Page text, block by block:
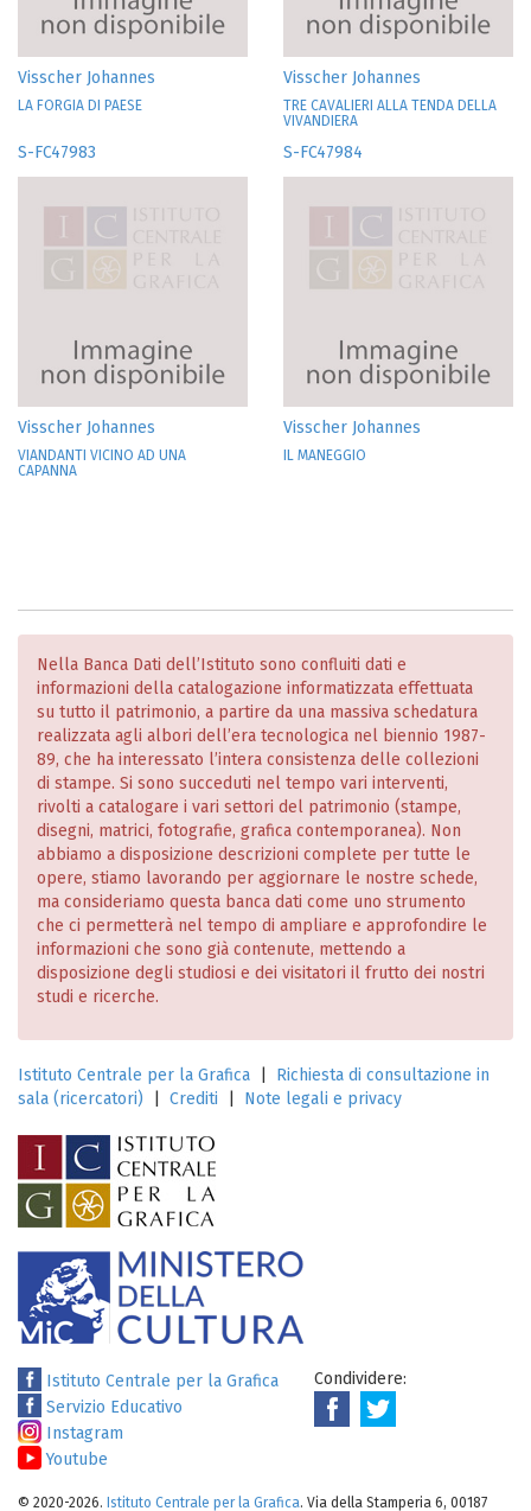
Visscher Johannes
LA FORGIA DI PAESE
Visscher Johannes
TRE CAVALIERI ALLA TENDA DELLA
VIVANDIERA
S-FC47983
Visscher Johannes
VIANDANTI VICINO AD UNA
CAPANNA
S-FC47984
Visscher Johannes
IL MANEGGIO
Nella Banca Dati dell’Istituto sono confluiti dati e
informazioni della catalogazione informatizzata effettuata
su tutto il patrimonio, a partire da una massiva schedatura
realizzata agli albori dell’era tecnologica nel biennio 1987-
89, che ha interessato l’intera consistenza delle collezioni
di stampe. Si sono succeduti nel tempo vari interventi,
rivolti a catalogare i vari settori del patrimonio (stampe,
disegni, matrici, fotografie, grafica contemporanea). Non
abbiamo a disposizione descrizioni complete per tutte le
opere, stiamo lavorando per aggiornare le nostre schede,
ma consideriamo questa banca dati come uno strumento
che ci permetterà nel tempo di ampliare e approfondire le
informazioni che sono già contenute, mettendo a
disposizione degli studiosi e dei visitatori il frutto dei nostri
studi e ricerche.
Istituto Centrale per la Grafica
Richiesta di consultazione in
sala (ricercatori)
Crediti Note legali e privacy
Istituto Centrale per la Grafica
Servizio Educativo
Instagram
Youtube
Condividere:
© 2020-2026. Istituto Centrale per la Grafica. Via della Stamperia 6, 00187